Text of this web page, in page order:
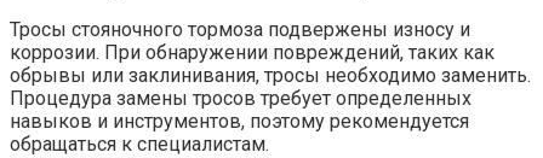
Тросы стояночного тормоза подвержены износу и
коррозии. При обнаружении повреждений, таких как
обрывы или заклинивания, тросы необходимо заменить.
Процедура замены тросов требует определенных
навыков и инструментов, поэтому рекомендуется
обращаться к специалистам.